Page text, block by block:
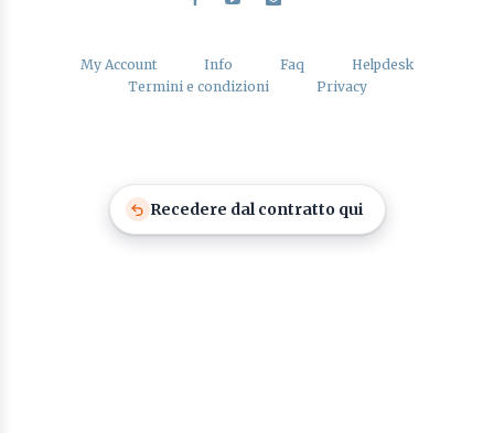
My Account Info Faq
Helpdesk
Termini e condizioni
Privacy
Recedere dal contratto qui